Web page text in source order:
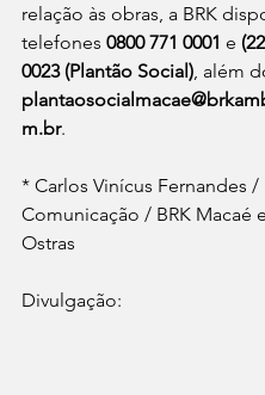
relação às obras, a BRK
telefones 0800 771 0001 e
0023 (Plantão Social) , além
m.br.
* Carlos Vinícus Fernandes /
Comunicação / BRK Macaé
Ostras
Divulgação: